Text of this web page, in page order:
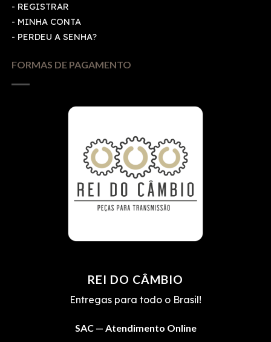
- REGISTRAR
- MINHA CONTA
- PERDEU A SENHA?
FORMAS DE PAGAMENTO
REI DO CÂMBIO
Entregas para todo o Brasil!
SAC — Atendimento Online